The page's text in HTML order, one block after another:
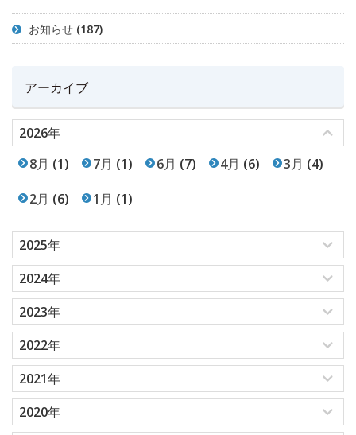
お知らせ (187)
アーカイブ
2026年
8月 (1) 7月 (1) 6月 (7) 4月 (6) 3月 (4)
2月 (6) 1月 (1)
2025年
2024年
2023年
2022年
2021年
2020年